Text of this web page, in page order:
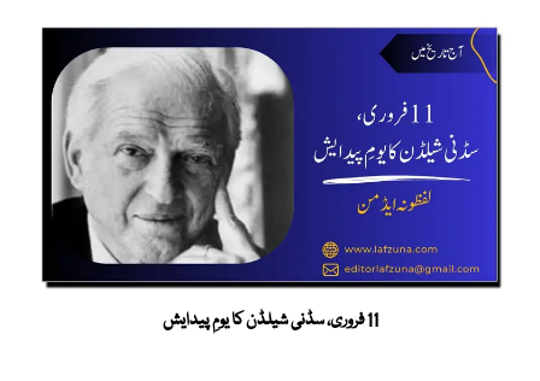
11 فروری، سڈنی شیلڈن کا یومِ پیدایش